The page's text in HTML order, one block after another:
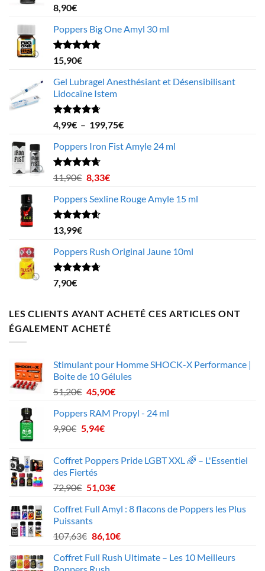
Note4.68
sur 5
8,90€
Poppers Big One Amyl 30 ml
Note4.78
sur 5
15,90€
Gel Lubragel Anesthésiant et Désensibilisant
Lidocaïne Istem
Note4.70
sur 5
4,99€ – 199,75€Plage
prix :
Poppers Iron Fist Amyle 24 ml
Note4.63
sur 5
11,90€ Le
initial
était :
8,33€Le
actuel
Poppers Sexline Rouge Amyle 15 ml
Note4.58
sur 5
13,99€
Poppers Rush Original Jaune 10ml
Note4.67
sur 5
7,90€
LES CLIENTS AYANT ACHETÉ CES ARTICLES ONT
ÉGALEMENT ACHETÉ
Stimulant pour Homme SHOCK-X Performance |
Boite de 10 Gélules
51,20€ Le
initial
était :
45,90€Le
actuel
Poppers RAM Propyl - 24 ml
9,90€ Le
était :
9,90€.
5,94€Le
est :
Coffret Poppers Pride LGBT XXL 🌈 – L'Essentiel
des Fiertés
72,90€ Le
initial
était :
72,90€.
51,03€Le
actuel
51,03€.
Coffret Full Amyl : 8 flacons de Poppers les Plus
Puissants
107,63€ Le
initial
86,10€Le
actuel
Coffret Full Rush Ultimate – Les 10 Meilleurs